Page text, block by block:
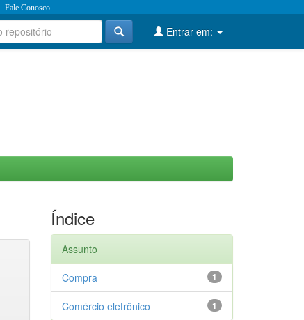
Fale Conosco
Entrar em:
Índice
Assunto
1
Compra
1
Comércio eletrônico